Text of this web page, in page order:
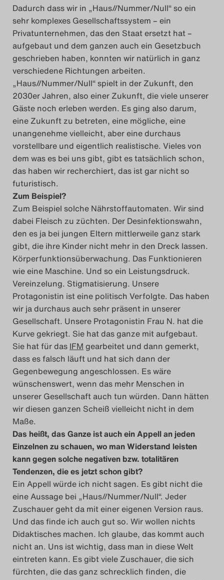
2022
Das Theatertreffen-Blog
2023
Das Theatertreffen-Blog
2024
Das Theatertreffen-Blog
2025
Das Theatertreffen-Blog
Impressum
Nutzungsbedingungen
Search
Dadurch dass wir in „Haus//Nummer/Null“ so ein
sehr komplexes Gesellschaftssystem – ein
Privatunternehmen, das den Staat ersetzt hat –
aufgebaut und dem ganzen auch ein Gesetzbuch
geschrieben haben, konnten wir natürlich in ganz
verschiedene Richtungen arbeiten.
„Haus//Nummer/Null“ spielt in der Zukunft, den
2030er Jahren, also einer Zukunft, die viele unserer
Gäste noch erleben werden. Es ging also darum,
eine Zukunft zu betreten, eine mögliche, eine
unangenehme vielleicht, aber eine durchaus
vorstellbare und eigentlich realistische. Vieles von
dem was es bei uns gibt, gibt es tatsächlich schon,
das haben wir recherchiert, das ist gar nicht so
futuristisch.
Zum Beispiel?
Zum Beispiel solche Nährstoffautomaten. Wir sind
dabei Fleisch zu züchten. Der Desinfektionswahn,
den es ja bei jungen Eltern mittlerweile ganz stark
gibt, die ihre Kinder nicht mehr in den Dreck lassen.
Körperfunktionsüberwachung. Das Funktionieren
wie eine Maschine. Und so ein Leistungsdruck.
Vereinzelung. Stigmatisierung. Unsere
Protagonistin ist eine politisch Verfolgte. Das haben
wir ja durchaus auch sehr präsent in unserer
Gesellschaft. Unsere Protagonistin Frau N. hat die
Kurve gekriegt. Sie hat das ganze mit aufgebaut.
Sie hat für das IFM gearbeitet und dann gemerkt,
dass es falsch läuft und hat sich dann der
Gegenbewegung angeschlossen. Es wäre
wünschenswert, wenn das mehr Menschen in
unserer Gesellschaft auch tun würden. Dann hätten
wir diesen ganzen Scheiß vielleicht nicht in dem
Maße.
Das heißt, das Ganze ist auch ein Appell an jeden
Einzelnen zu schauen, wo man Widerstand leisten
kann gegen solche negativen bzw. totalitären
Tendenzen, die es jetzt schon gibt?
Ein Appell würde ich nicht sagen. Es gibt nicht die
eine Aussage bei „Haus//Nummer/Null“. Jeder
Zuschauer geht da mit einer eigenen Version raus.
Und das finde ich auch gut so. Wir wollen nichts
Didaktisches machen. Ich glaube, das kommt auch
nicht an. Uns ist wichtig, dass man in diese Welt
eintreten kann. Es gibt viele Zuschauer, die sich
fürchten, die das ganz schrecklich finden, die